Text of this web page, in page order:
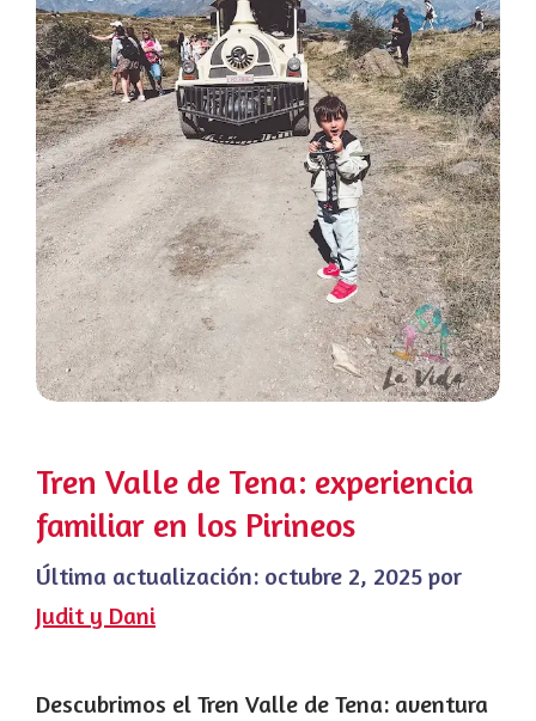
Tren Valle de Tena: experiencia
familiar en los Pirineos
Última actualización: octubre 2, 2025 por
Judit y Dani
Descubrimos el Tren Valle de Tena: aventura